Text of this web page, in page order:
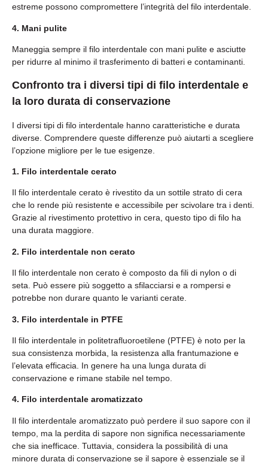
estreme possono compromettere l’integrità del filo interdentale.
4. Mani pulite
Maneggia sempre il filo interdentale con mani pulite e asciutte
per ridurre al minimo il trasferimento di batteri e contaminanti.
Confronto tra i diversi tipi di filo interdentale e
la loro durata di conservazione
I diversi tipi di filo interdentale hanno caratteristiche e durata
diverse. Comprendere queste differenze può aiutarti a scegliere
l’opzione migliore per le tue esigenze.
1. Filo interdentale cerato
Il filo interdentale cerato è rivestito da un sottile strato di cera
che lo rende più resistente e accessibile per scivolare tra i denti.
Grazie al rivestimento protettivo in cera, questo tipo di filo ha
una durata maggiore.
2. Filo interdentale non cerato
Il filo interdentale non cerato è composto da fili di nylon o di
seta. Può essere più soggetto a sfilacciarsi e a rompersi e
potrebbe non durare quanto le varianti cerate.
3. Filo interdentale in PTFE
Il filo interdentale in politetrafluoroetilene (PTFE) è noto per la
sua consistenza morbida, la resistenza alla frantumazione e
l’elevata efficacia. In genere ha una lunga durata di
conservazione e rimane stabile nel tempo.
4. Filo interdentale aromatizzato
Il filo interdentale aromatizzato può perdere il suo sapore con il
tempo, ma la perdita di sapore non significa necessariamente
che sia inefficace. Tuttavia, considera la possibilità di una
minore durata di conservazione se il sapore è essenziale se il